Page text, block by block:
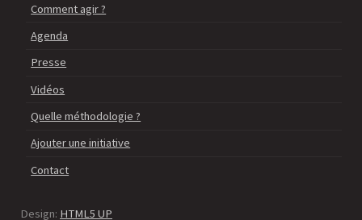
Comment agir ?
Agenda
Presse
Vidéos
Quelle méthodologie ?
Ajouter une initiative
Contact
Design: HTML5 UP